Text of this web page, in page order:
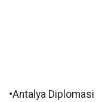
•Antalya